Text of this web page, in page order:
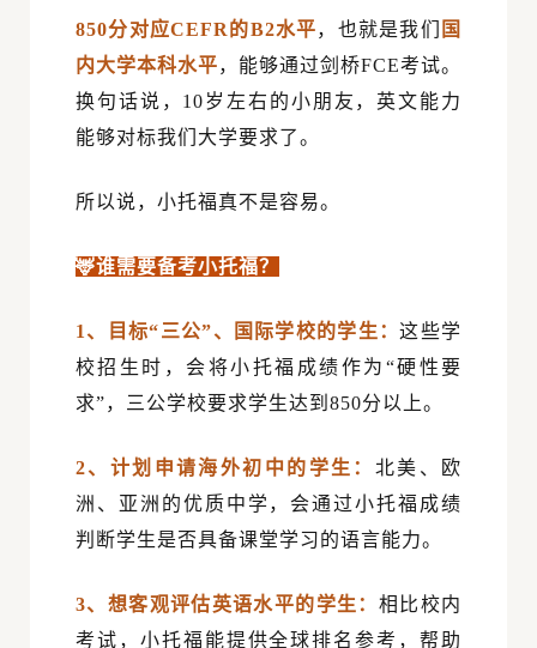
850分对应CEFR的B2水平，也就是我们
国
内大学本科水平，能够通过剑桥FCE考试。
换句话说，10岁左右的小朋友，英文能力
能够对标我们大学要求了。
所以说，小托福真不是容易。
🦌谁需要备考小托福？
1、目标“三公”、国际学校的学生：这些学
校招生时，会将小托福成绩作为“硬性要
求”，
三公学校要求学生达到850分以上。
2、计划申请海外初中的学生： 北美、欧
洲、亚洲的优质中学，会通过小托福成绩
判断学生是否具备课堂学习的语言能力。
3、想客观评估英语水平的学生： 相比校内
考试，小托福能提供全球排名参考，帮助